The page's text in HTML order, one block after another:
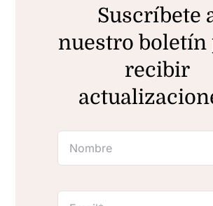
Suscríbete
nuestro boletín
recibir